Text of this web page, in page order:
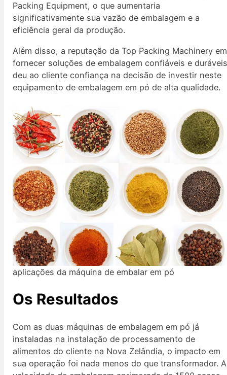
Packing Equipment, o que aumentaria
significativamente sua vazão de embalagem e a
eficiência geral da produção.
Além disso, a reputação da Top Packing Machinery em
fornecer soluções de embalagem confiáveis e
deu ao cliente confiança na decisão de investir neste
equipamento de embalagem em pó de alta qualidade.
aplicações da máquina de embalar em pó
Os Resultados
Com as duas máquinas de embalagem em pó já
instaladas na instalação de processamento de
alimentos do cliente na Nova Zelândia, o impacto em
sua operação foi nada menos do que transformador. A